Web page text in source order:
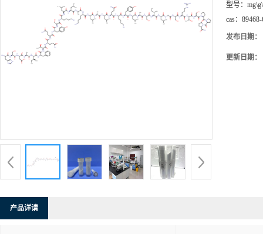
型号：
cas：
发布日期：
更新日期：
产品详请